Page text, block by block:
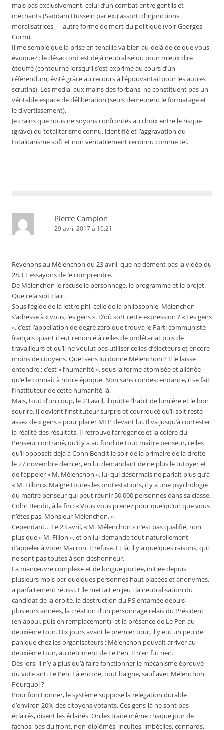
mais pas exclusivement, celui d’un combat entre gentils et
méchants (Saddam Hussein par ex.) assorti d’injonctions
moralisatrices — autre forme de mort du politique (voir Georges
Corm).
Il me semble que la prise en tenaille va bien au-delà de ce que vous
évoquez : le désaccord est déjà neutralisé ou pour mieux dire
étouffé (contourné lorsqu’il s’est exprimé au cours d’un
référendum, évité grâce au recours à l’épouvantail pour les autres
scrutins). Les media, aux mains des forbans, ne constituent pas un
véritable espace de délibération (seuls demeurent le formatage et
le divertissement).
Je crains que nous ne soyons confrontés au choix entre le risque
(grave) du totalitarisme connu, identifié et l’aggravation du
totalitarisme soft et non véritablement reconnu comme tel.
Pierre Campion
29 avril 2017 à 10:21
Revenons au Mélenchon du 23 avril, que ne dément pas la vidéo du
28. Et essayons de le comprendre.
De Mélenchon je récuse le personnage, le programme et le projet.
Que cela soit clair.
Sous l’égide de la lettre phi, celle de la philosophie, Mélenchon
s’adresse à « vous, les gens ». D’où sort cette expression ? « Les gens
», c’est l’appellation de degré zéro que trouva le Parti communiste
français quant il eut renoncé à celles de prolétariat puis de
travailleurs et qu’il ne voulut pas utiliser celles d’électeurs et encore
moins de citoyens. Quel sens lui donne Mélenchon ? Il le laisse
entendre : c’est « l’humanité », sous la forme atomisée et aliénée
qu’elle connaît à notre époque. Non sans condescendance, il se fait
l’Instituteur de cette humanité-là.
Mais, tout d’un coup, le 23 avril, il quitte l’habit de lumière et le bon
sourire. Il devient l’instituteur surpris et courroucé qu’il soit resté
assez de « gens » pour placer MLP devant lui. Il va jusqu’à contester
la réalité des résultats. Il retrouve l’arrogance et la colère du
Penseur contrarié, qu’il y a au fond de tout maître penseur, celles
qu’il opposait déjà à Cohn Bendit le soir de la primaire de la droite,
le 27 novembre dernier, en lui demandant de ne plus le tutoyer et
de l’appeler « M. Mélenchon », lui qui désormais ne parlait plus qu’à
« M. Fillon ». Malgré toutes les protestations, il y a une psychologie
du maître penseur qui peut réunir 50 000 personnes dans sa classe.
Cohn Bendit, à la fin : « Vous vous prenez pour quelqu’un que vous
n’êtes pas, Monsieur Mélenchon. »
Cependant… Le 23 avril, « M. Mélenchon » n’est pas qualifié, non
plus que « M. Fillon », et on lui demande tout naturellement
d’appeler à voter Macron. Il refuse. Et là, il y a quelques raisons, qui
ne sont pas toutes à son déshonneur.
La manœuvre complexe et de longue portée, initiée depuis
plusieurs mois par quelques personnes haut placées et anonymes,
a parfaitement réussi. Elle mettait en jeu : la neutralisation du
candidat de la droite, la destruction du PS entamée depuis
plusieurs années, la création d’un personnage relais du Président
(en appui, puis en remplacement), et la présence de Le Pen au
deuxième tour. Dix jours avant le premier tour, il y eut un peu de
panique chez les organisateurs : Mélenchon pouvait arriver au
deuxième tour, au détriment de Le Pen. Il n’en fut rien.
Dès lors, il n’y a plus qu’à faire fonctionner le mécanisme éprouvé
du vote anti Le Pen. Là encore, tout baigne, sauf avec Mélenchon.
Pourquoi ?
Pour fonctionner, le système suppose la relégation durable
d’environ 20% des citoyens votants. Ces gens-là ne sont pas
éclairés, disent les éclairés. On les traite même chaque jour de
fachos, bas du front, non-diplômés, incultes, imbéciles, connards,